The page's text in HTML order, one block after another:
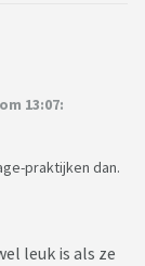
13:07:
praktijken dan.
leuk is als ze